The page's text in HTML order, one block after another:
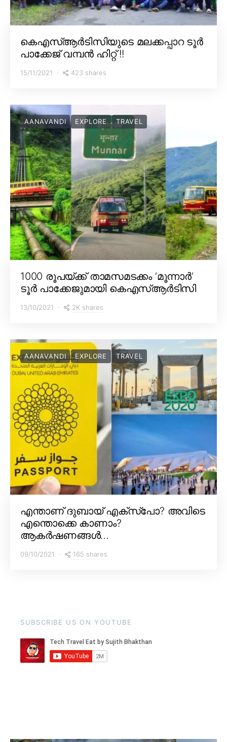
കെഎസ്ആർടിസിയുടെ മലക്കപ്പാറ ടൂർ
പാക്കേജ് വമ്പൻ ഹിറ്റ് !!
15/11/2021 423 shares
AANAVANDI EXPLORE TRAVEL
1000 രൂപയ്ക്ക് താമസമടക്കം ‘മൂന്നാർ’
ടൂർ പാക്കേജുമായി കെഎസ്ആർടിസി
13/10/2021 2K shares
AANAVANDI EXPLORE TRAVEL
എന്താണ് ദുബായ് എക്സ്പോ? അവിടെ
എന്തൊക്കെ കാണാം?
ആകർഷണങ്ങൾ…
09/10/2021 165 shares
SUBSCRIBE US ON YOUTUBE